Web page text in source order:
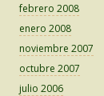
febrero 2008
enero 2008
noviembre 2007
octubre 2007
julio 2006